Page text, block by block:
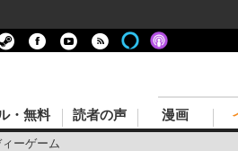
ーゲーム
・無料 読者の声 漫画